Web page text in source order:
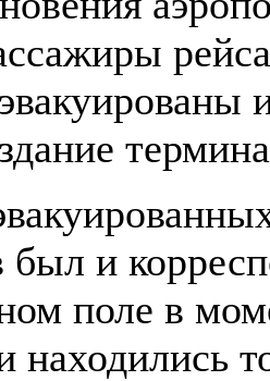
был и
поле в
находились